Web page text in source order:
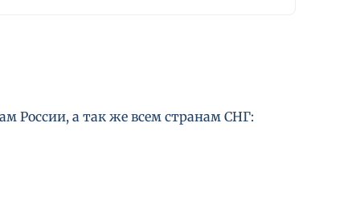
России, а так же всем странам СНГ: